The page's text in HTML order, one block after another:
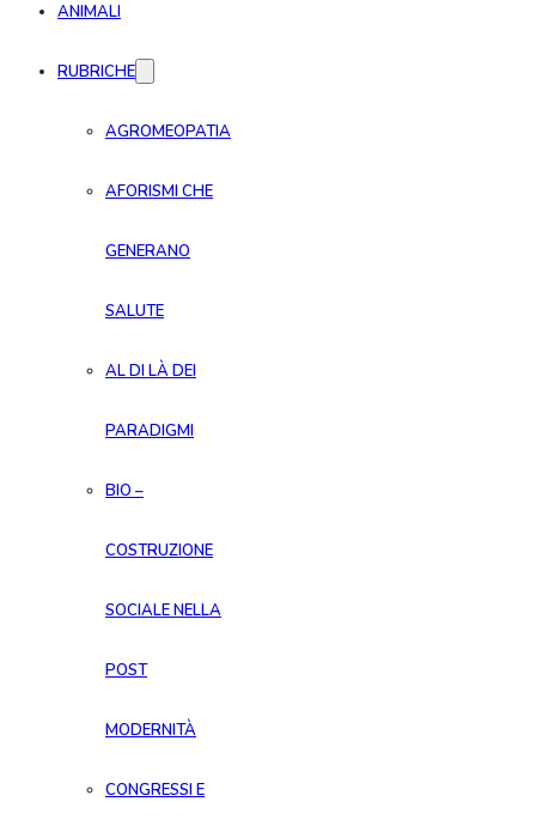
ANIMALI
RUBRICHE
AGROMEOPATIA
AFORISMI CHE
GENERANO
SALUTE
AL DI LÀ DEI
PARADIGMI
BIO –
COSTRUZIONE
SOCIALE NELLA
POST
MODERNITÀ
CONGRESSI E